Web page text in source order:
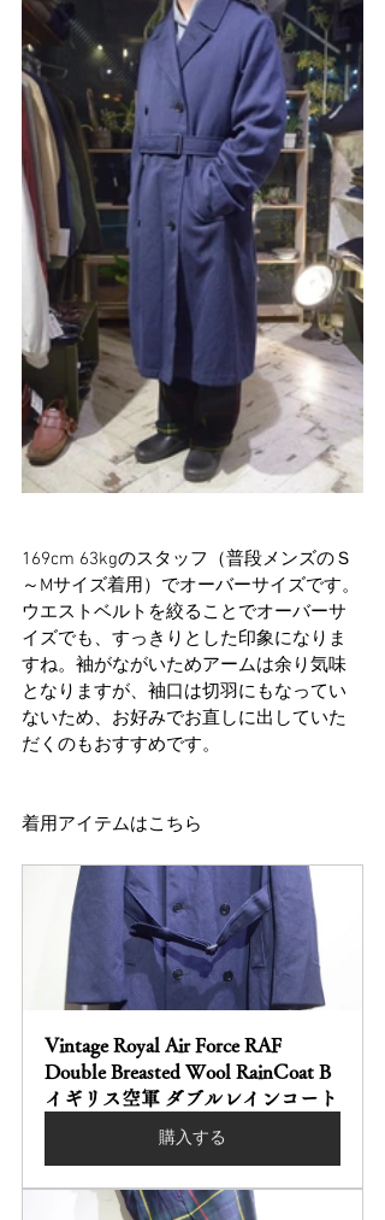
169cm 63kgのスタッフ（普段メンズのＳ
～Mサイズ着用）でオーバーサイズです。
ウエストベルトを絞ることでオーバーサ
イズでも、すっきりとした印象になりま
すね。袖がながいためアームは余り気味
となりますが、袖口は切羽にもなってい
ないため、お好みでお直しに出していた
だくのもおすすめです。
着用アイテムはこちら
Vintage Royal Air Force RAF
Double Breasted Wool RainCoat B
イギリス空軍 ダブルレインコート
購入する